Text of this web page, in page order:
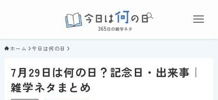
ホーム 今日は何の日
7月29日は何の日？記念日・出来事｜
雑学ネタまとめ